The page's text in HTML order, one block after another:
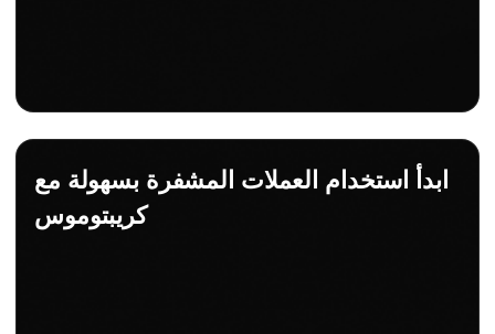
ابدأ استخدام العملات المشفرة بسهولة مع
كريبتوموس